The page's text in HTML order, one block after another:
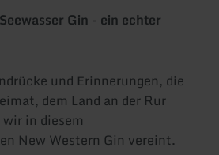
Gin - ein echter
und Erinnerungen, die
dem Land an der Rur
in diesem
New Western Gin vereint.